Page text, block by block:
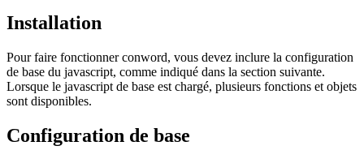
Installation
Pour faire fonctionner conword, vous devez inclure la configuration
de base du javascript, comme indiqué dans la section suivante.
Lorsque le javascript de base est chargé, plusieurs fonctions et objets
sont disponibles.
Configuration de base